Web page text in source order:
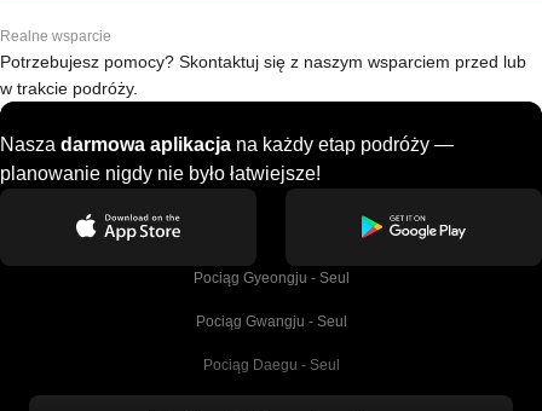
Realne wsparcie
Potrzebujesz pomocy? Skontaktuj się z naszym wsparciem przed lub
w trakcie podróży.
Nasza darmowa aplikacja na każdy etap podróży —
planowanie nigdy nie było łatwiejsze!
Pociąg Gyeongju - Seul
Pociąg Gwangju - Seul
Pociąg Daegu - Seul